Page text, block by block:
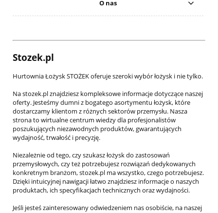
O nas
Stozek.pl
Hurtownia Łożysk STOŻEK oferuje szeroki wybór łożysk i nie tylko.
Na stozek.pl znajdziesz kompleksowe informacje dotyczące naszej
oferty. Jesteśmy dumni z bogatego asortymentu łożysk, które
dostarczamy klientom z różnych sektorów przemysłu. Nasza
strona to wirtualne centrum wiedzy dla profesjonalistów
poszukujących niezawodnych produktów, gwarantujących
wydajność, trwałość i precyzję.
Niezależnie od tego, czy szukasz łożysk do zastosowań
przemysłowych, czy też potrzebujesz rozwiązań dedykowanych
konkretnym branżom, stozek.pl ma wszystko, czego potrzebujesz.
Dzięki intuicyjnej nawigacji łatwo znajdziesz informacje o naszych
produktach, ich specyfikacjach technicznych oraz wydajności.
Jeśli jesteś zainteresowany odwiedzeniem nas osobiście, na naszej